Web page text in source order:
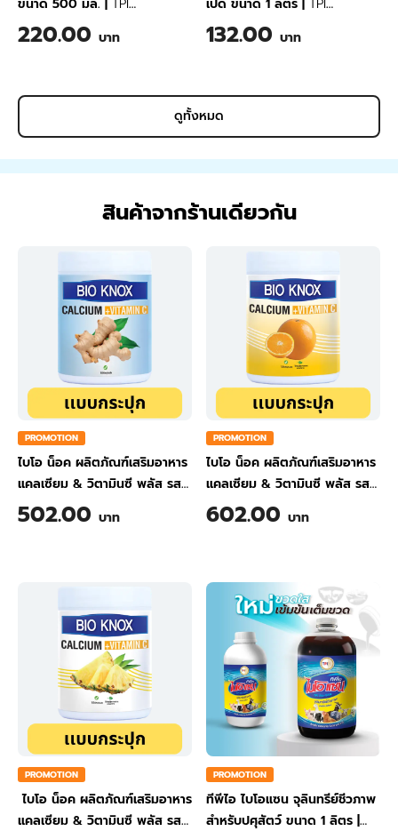
ขนาด 500 มล.
TPI
Synbiotics for Dogs 500 ml
220.00 บาท
เป็ด ขนาด 1 ลิตร
TPI
Synbiotics for Chicken and
Poultry 1 Liter
132.00 บาท
ดูทั้งหมด
สินค้าจากร้านเดียวกัน
PROMOTION
ไบโอ น็อค ผลิตภัณฑ์เสริมอาหาร
แคลเซียม & วิตามินซี พลัส รส
ขิง ขนาด 200 กรัม
502.00 บาท
PROMOTION
ไบโอ น็อค ผลิตภัณฑ์เสริมอาหาร
แคลเซียม & วิตามินซี พลัส รส
ส้ม ขนาด 200 กรัม
602.00 บาท
PROMOTION
ไบโอ น็อค ผลิตภัณฑ์เสริมอาหาร
แคลเซียม & วิตามินซี พลัส รส
PROMOTION
ทีพีไอ ไบโอแซน จุลินทรีย์ชีวภาพ
สำหรับปศุสัตว์ ขนาด 1 ลิตร |